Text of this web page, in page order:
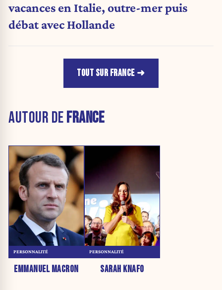
vacances en Italie, outre-mer puis
débat avec Hollande
TOUT SUR FRANCE
AUTOUR DEFRANCE
EMMANUEL MACRON
PERSONNALITÉ
SARAH KNAFO
PERSONNALITÉ